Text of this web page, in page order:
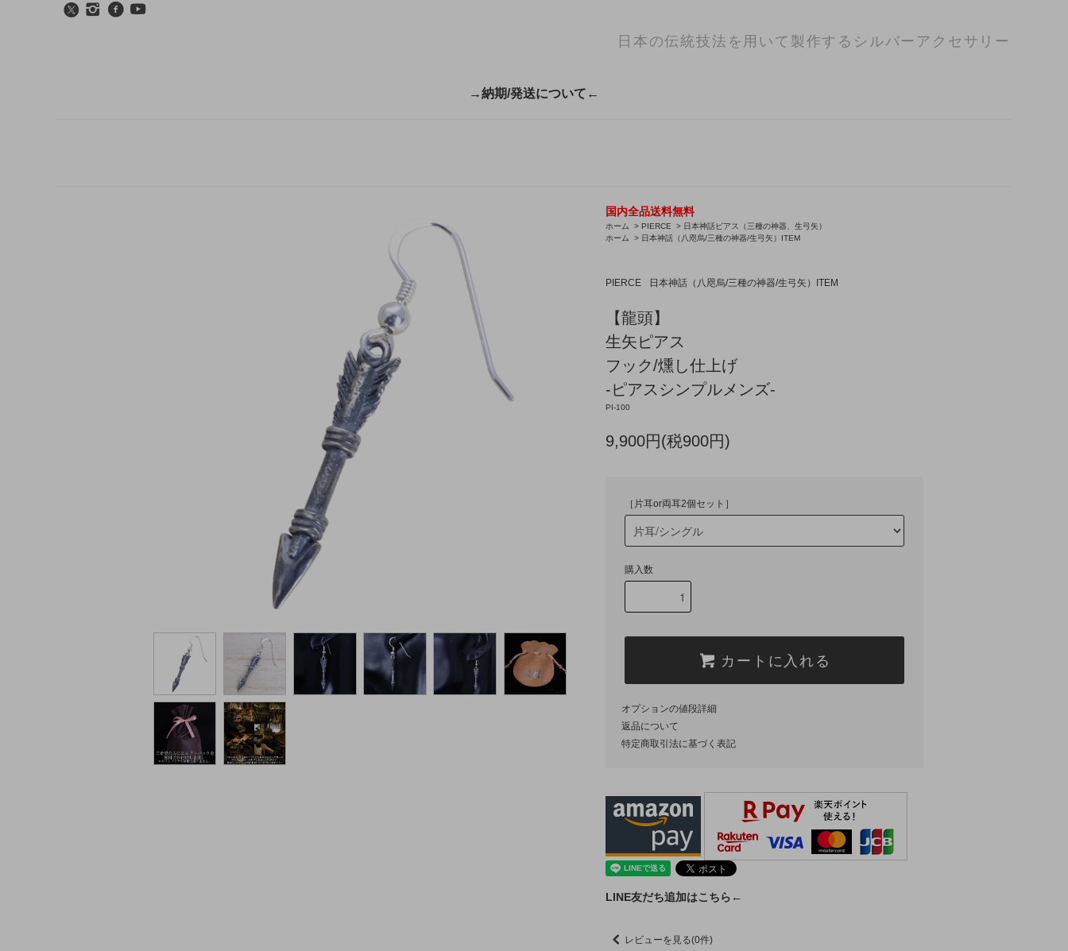
日本の伝統技法を用いて製作するシルバーアクセサリー
→納期/発送について←
国内全品送料無料
ホーム > PIERCE > 日本神話ピアス（三種の神器、生弓矢）
ホーム
> 日本神話（八咫烏/三種の神器/生弓矢）ITEM
PIERCE 日本神話（八咫烏/三種の神器/生弓矢）ITEM
【龍頭】
生矢ピアス
フック/燻し仕上げ
-ピアスシンプルメンズ-
PI-100
9,900円(税900円)
［片耳or両耳2個セット］
購入数
カートに入れる
オプションの値段詳細
返品について
特定商取引法に基づく表記
LINE友だち追加はこちら←
レビューを見る(0件)